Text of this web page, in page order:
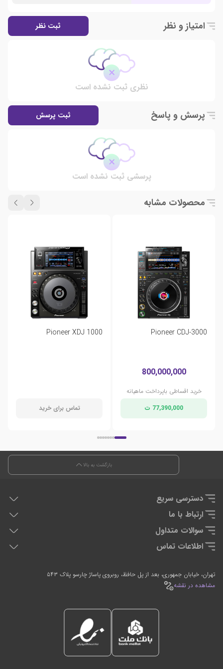
امتیاز و نظر ثبت نظر
نظری ثبت نشده است
پرسش و پاسخ ثبت پرسش
پرسشی ثبت نشده است
محصولات مشابه
Pioneer CDJ-3000
800,000,000
خرید اقساطی باپرداخت ماهیانه
77,390,000 ت
Pioneer XDJ 1000
تماس برای خرید
بازگشت به بالا
دسترسی سریع
هدفون دی جی
دی جی کنترلر
تجهیزان اجرای زنده
تجهیزات استودیویی
ارتباط با ما
تماس با ما
سوالات متداول
سوالات متداول
اطلاعات تماس
021-66764054
7 روز هفته، 24 ساعته پاسخگوی شما هستیم
تهران، خیابان جمهوری، بعد از پل حافظ، روبروی پاساژ چارسو پلاک ۵۴۳
مشاهده در نقشه